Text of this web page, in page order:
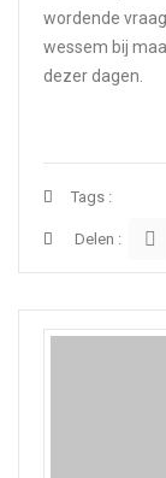
wordende
wessem bij
dezer dagen.
Tags :
Delen :